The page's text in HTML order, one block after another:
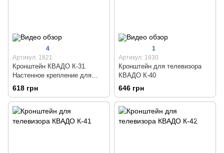
4
Артикул: 1821
Кронштейн КВАДО К-31.
Настенное крепление для
телевизора 23 - 43 дюймов
618 грн
1
Артикул: 1830
Кронштейн для телевизора
КВАДО К-40
646 грн